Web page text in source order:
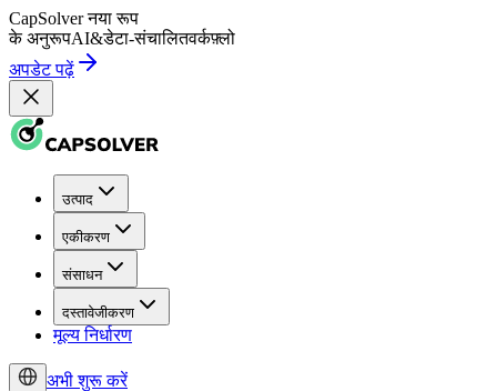
CapSolver नया रूप
के अनुरूपAI&डेटा-संचालितवर्कफ़्लो
अपडेट पढ़ें
उत्पाद
एकीकरण
संसाधन
दस्तावेजीकरण
मूल्य निर्धारण
अभी शुरू करें